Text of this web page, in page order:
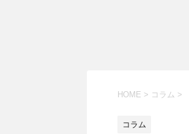
HOME > コラム >
コラム